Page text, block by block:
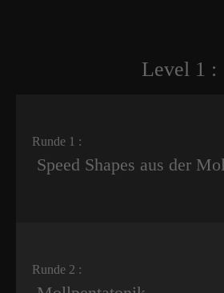
Level 1 :
Runde 1 :
Speed Shapes aus der
Runde 2 :